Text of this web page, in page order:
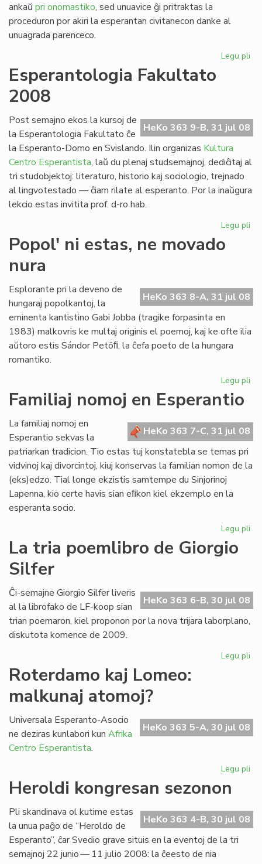
ankaŭ pri onomastiko, sed unuavice ĝi pritraktas la
proceduron por akiri la esperantan civitanecon danke al
unuagrada parenceco.
Legu pli
Esperantologia Fakultato
2008
HeKo 363 9-B, 31 jul 08
Post semajno ekos la kursoj de
la Esperantologia Fakultato ĉe
la Esperanto-Domo en Svislando. Ilin organizas Kultura
Centro Esperantista, laŭ du plenaj studsemajnoj, dediĉitaj al
tri studobjektoj: literaturo, historio kaj sociologio, trejnado
al lingvotestado — ĉiam rilate al esperanto. Por la inaŭgura
lekcio estas invitita prof. d-ro hab.
Legu pli
Popol' ni estas, ne movado
nura
HeKo 363 8-A, 31 jul 08
Esplorante pri la deveno de
hungaraj popolkantoj, la
eminenta kantistino Gabi Jobba (tragike forpasinta en
1983) malkovris ke multaj originis el poemoj, kaj ke ofte ilia
aŭtoro estis Sándor Petöﬁ, la ĉefa poeto de la hungara
romantiko.
Legu pli
Familiaj nomoj en Esperantio
HeKo 363 7-C, 31 jul 08
La familiaj nomoj en
Esperantio sekvas la
patriarkan tradicion. Tio estas tuj konstatebla se temas pri
vidvinoj kaj divorcintoj, kiuj konservas la familian nomon de la
(eks)edzo. Tial longe ekzistis samtempe du Sinjorinoj
Lapenna, kio certe havis sian eﬁkon kiel ekzemplo en la
esperanta socio.
Legu pli
La tria poemlibro de Giorgio
Silfer
HeKo 363 6-B, 30 jul 08
Ĉi-semajne Giorgio Silfer liveris
al la librofako de LF-koop sian
trian poemaron, kiel proponon por la nova trijara laborplano,
diskutota komence de 2009.
Legu pli
Roterdamo kaj Lomeo:
malkunaj atomoj?
HeKo 363 5-A, 30 jul 08
Universala Esperanto-Asocio
ne deziras kunlabori kun Afrika
Centro Esperantista.
Legu pli
Heroldi kongresan sezonon
HeKo 363 4-B, 30 jul 08
Pli skandinava ol kutime estas
la unua paĝo de “Heroldo de
Esperanto”, ĉar Svedio grave situis en la eventoj de la tri
semajnoj 22 junio — 11 julio 2008: la ĉeesto de nia